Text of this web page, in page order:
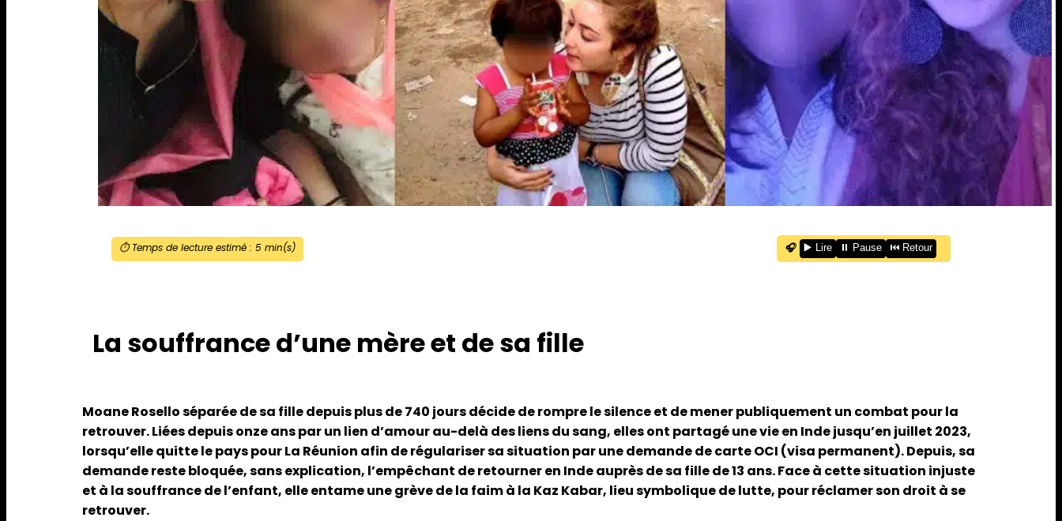
⏱️ Temps de lecture estimé : 5min(s) 🎧 ▶️ Lire ⏸️ Pause ⏮️ Retour
La souffrance d’une mère et de sa fille
Moane Rosello séparée de sa fille depuis plus de 740 jours décide de rompre le silence et de mener publiquement un combat pour la
retrouver. Liées depuis onze ans par un lien d’amour au-delà des liens du sang, elles ont partagé une vie en Inde jusqu’en juillet 2023,
lorsqu’elle quitte le pays pour La Réunion afin de régulariser sa situation par une demande de carte OCI (visa permanent). Depuis, sa
demande reste bloquée, sans explication, l’empêchant de retourner en Inde auprès de sa fille de 13 ans. Face à cette situation injuste
et à la souffrance de l’enfant, elle entame une grève de la faim à la Kaz Kabar, lieu symbolique de lutte, pour réclamer son droit à se
retrouver.